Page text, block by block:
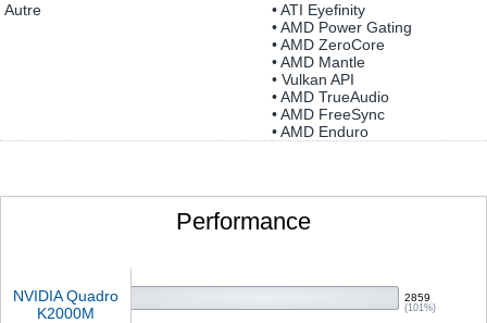
Autre
• ATI Eyefinity
• AMD Power Gating
• AMD ZeroCore
• AMD Mantle
• Vulkan API
• AMD TrueAudio
• AMD FreeSync
• AMD Enduro
Performance
NVIDIA Quadro
K2000M
2859
(101%)